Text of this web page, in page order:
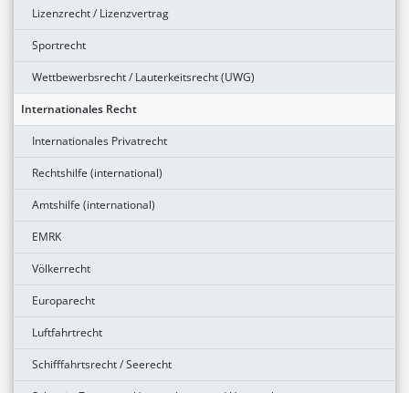
Lizenzrecht / Lizenzvertrag
Sportrecht
Wettbewerbsrecht / Lauterkeitsrecht (UWG)
Internationales Recht
Internationales Privatrecht
Rechtshilfe (international)
Amtshilfe (international)
EMRK
Völkerrecht
Europarecht
Luftfahrtrecht
Schifffahrtsrecht / Seerecht